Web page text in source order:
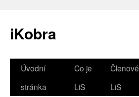
iKobra
Přejít
Úvodní
stránka
Co je
LiS
Členové
LiS